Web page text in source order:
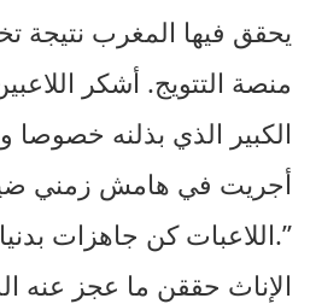
يحقق فيها المغرب نتيجة
منصة التتويج. أشكر
الكبير الذي بذلنه خصوصا
أجريت في هامش زمني
اللاعبات كن جاهزات بدنيا.”
الإناث حققن ما عجز عنه